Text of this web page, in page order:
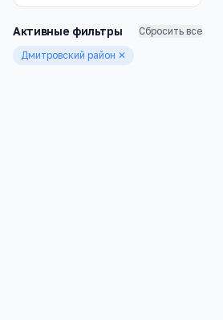
Активные фильтры
Сбросить все
Дмитровский район ✕